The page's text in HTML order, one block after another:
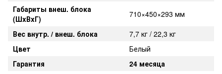
Габариты внеш. блока
(ШxВxГ)
710×450×293 мм
Вес внутр. / внеш. блока
7,7 кг / 22,3 кг
Цвет
Белый
Гарантия
24 месяца